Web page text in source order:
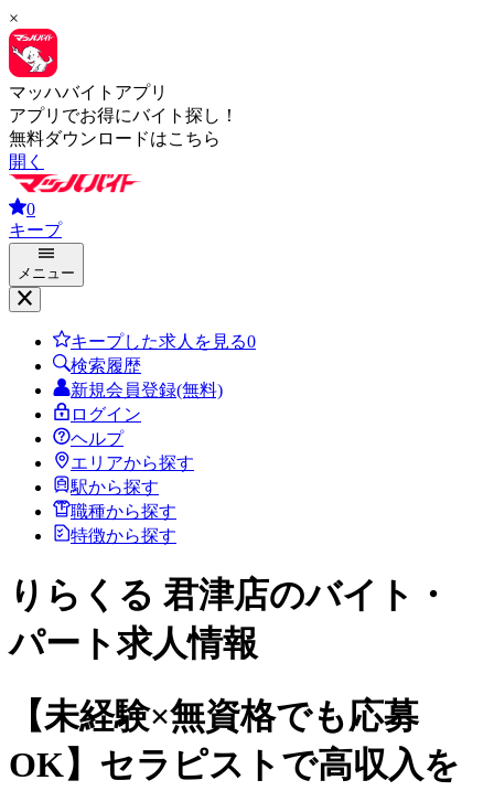
×
マッハバイトアプリ
アプリでお得にバイト探し！
無料ダウンロードはこちら
開く
0
キープ
メニュー
キープした求人を見る0
検索履歴
新規会員登録(無料)
ログイン
ヘルプ
エリアから探す
駅から探す
職種から探す
特徴から探す
りらくる 君津店のバイト・
パート求人情報
【未経験×無資格でも応募
OK】セラピストで高収入を